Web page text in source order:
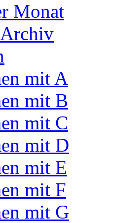
Monat
mit A
mit B
mit C
mit D
mit E
mit F
mit G